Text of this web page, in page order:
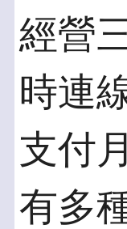
經營
時連
支付
有多